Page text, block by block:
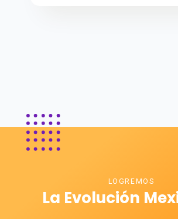
LOGREMOS
La Evolución